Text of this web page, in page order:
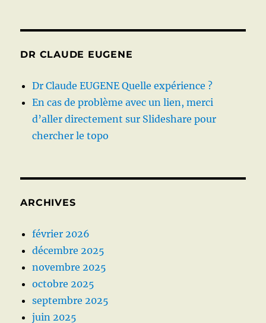
DR CLAUDE EUGENE
Dr Claude EUGENE Quelle expérience ?
En cas de problème avec un lien, merci
d’aller directement sur Slideshare pour
chercher le topo
ARCHIVES
février 2026
décembre 2025
novembre 2025
octobre 2025
septembre 2025
juin 2025